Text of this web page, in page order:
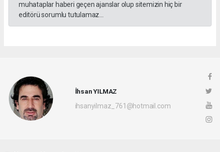
muhataplar haberi geçen ajanslar olup sitemizin hiç bir
editörü sorumlu tutulamaz...
İhsan YILMAZ
ihsanyilmaz_761@hotmail.com